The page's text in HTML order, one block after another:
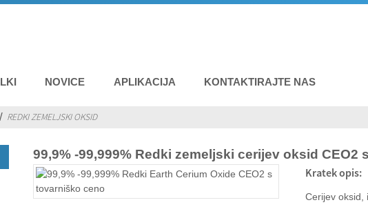
NOVICE APLIKACIJA KONTAKTIRAJTE NAS
REDKI ZEMELJSKI OKSID
99,9% -99,999% Redki zemeljski cerijev oksid CEO2
Kratek opis:
Cerijev oksid,